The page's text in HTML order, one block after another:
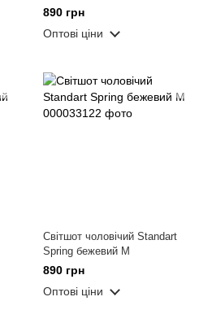
890 грн
Оптові ціни
Світшот чоловічий Standart
Spring бежевий M
890 грн
Оптові ціни